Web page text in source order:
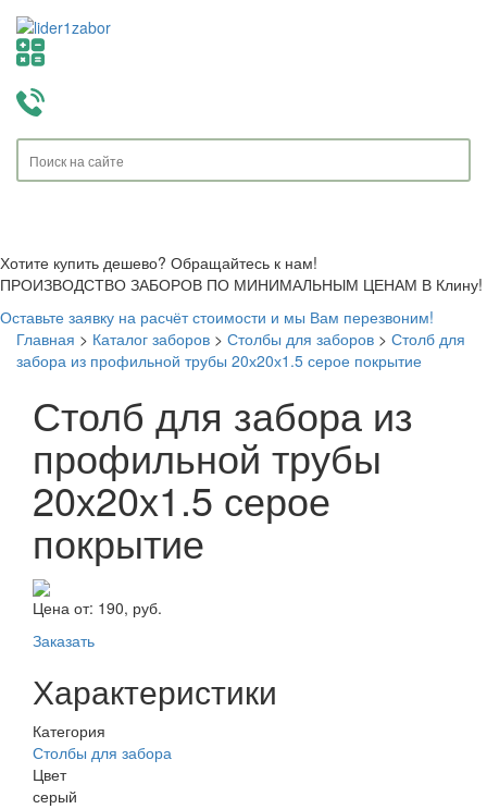
Хотите купить дешево? Обращайтесь к нам!
ПРОИЗВОДСТВО ЗАБОРОВ ПО МИНИМАЛЬНЫМ ЦЕНАМ В Клину!
Оставьте заявку на расчёт стоимости и мы Вам перезвоним!
Главная > Каталог заборов > Столбы для заборов > Столб для
забора из профильной трубы 20х20х1.5 серое покрытие
Столб для забора из
профильной трубы
20х20х1.5 серое
покрытие
Цена от: 190, руб.
Заказать
Характеристики
Категория
Столбы для забора
Цвет
серый